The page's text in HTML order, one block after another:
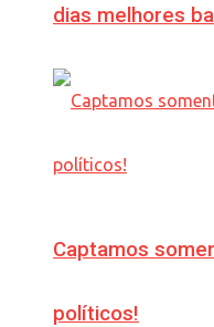
dias melhores
Captamos
políticos!